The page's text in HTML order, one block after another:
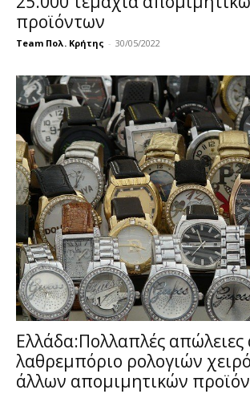
προϊόντων
Team Πολ. Κρήτης - 30/05/2022
Ελλάδα:Πολλαπλές απώλειες
λαθρεμπόριο ρολογιών
άλλων απομιμητικών